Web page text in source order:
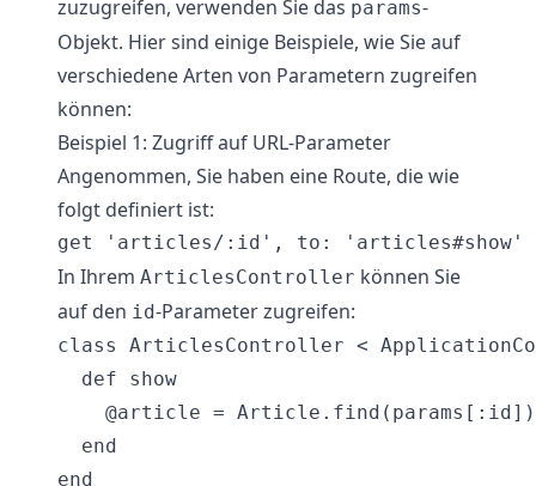
zuzugreifen, verwenden Sie das params-
Objekt. Hier sind einige Beispiele, wie Sie auf
verschiedene Arten von Parametern zugreifen
können:
Beispiel 1: Zugriff auf URL-Parameter
Angenommen, Sie haben eine Route, die wie
folgt definiert ist:
In Ihrem ArticlesController können Sie
auf den id-Parameter zugreifen:
class ArticlesController <
  def show
    @article = Article.find(params[:id])
  end